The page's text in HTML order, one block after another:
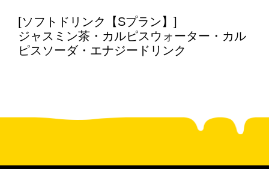
[ソフトドリンク【Sプラン】]
ジャスミン茶・カルピスウォーター・カル
ピスソーダ・エナジードリンク